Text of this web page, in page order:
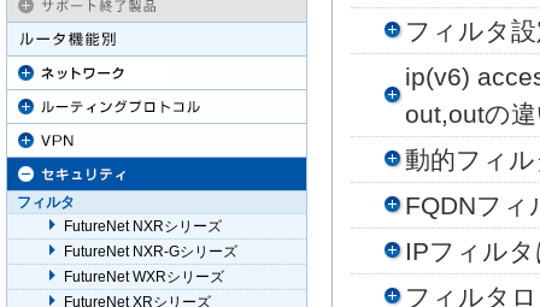
フィルタ
ip(v6)
out,outの
動的フィ
FQDNフィ
IPフィル
フィルタ
フィルタ
FutureNet NXRシリーズ
FutureNet NXR-Gシリーズ
FutureNet WXRシリーズ
FutureNet XRシリーズ